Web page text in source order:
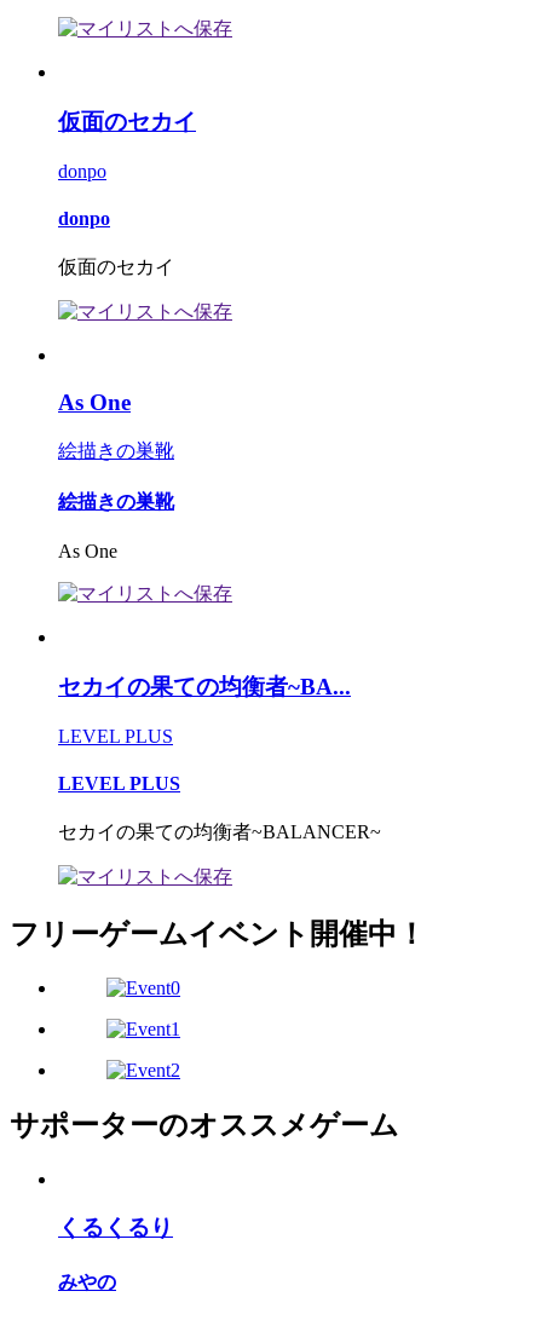
仮面のセカイ
donpo
donpo
仮面のセカイ
As One
絵描きの巣靴
絵描きの巣靴
As One
セカイの果ての均衡者~BA...
LEVEL PLUS
LEVEL PLUS
セカイの果ての均衡者~BALANCER~
フリーゲームイベント開催中！
サポーターのオススメゲーム
くるくるり
みやの